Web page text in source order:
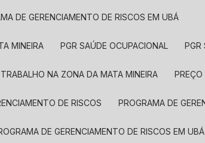
DE GERENCIAMENTO DE RISCOS EM UBÁ
MINEIRA PGR SAÚDE OCUPACIONAL
TRABALHO NA ZONA DA MATA MINEIRA
DE RISCOS PROGRAMA DE
DE GERENCIAMENTO DE RISCOS EM UBÁ